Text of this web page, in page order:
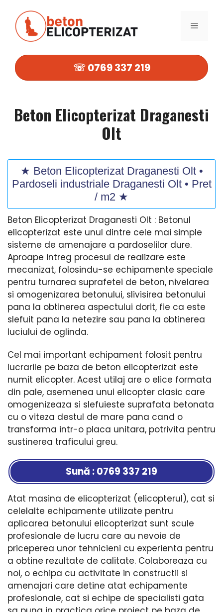
conținut
MENIU
☏ 0769 337 219
Beton Elicopterizat Draganesti
Olt
★ Beton Elicopterizat Draganesti Olt •
Pardoseli industriale Draganesti Olt • Pret
/ m2 ★
Beton Elicopterizat Draganesti Olt : Betonul
elicopterizat este unul dintre cele mai simple
sisteme de amenajare a pardoselilor dure.
Aproape intreg procesul de realizare este
mecanizat, folosindu-se echipamente speciale
pentru turnarea suprafetei de beton, nivelarea
si omogenizarea betonului, slivisirea betonului
pana la obtinerea aspectului dorit, fie ca este
slefuit pana la netezire sau pana la obtinerea
luciului de oglinda.
Cel mai important echipament folosit pentru
lucrarile pe baza de beton elicopterizat este
numit elicopter. Acest utilaj are o elice formata
din pale, asemenea unui elicopter clasic care
omogenizeaza si slefuieste suprafata betonata
cu o viteza destul de mare pana cand o
transforma intr-o placa unitara, potrivita pentru
sustinerea traficului greu.
Sună : 0769 337 219
Atat masina de elicopterizat (elicopterul), cat si
celelalte echipamente utilizate pentru
aplicarea betonului elicopterizat sunt scule
profesionale de lucru care au nevoie de
priceperea unor tehnicieni cu experienta pentru
a obtine rezultate de calitate. Colaboreaza cu
noi, o echipa cu activitate in constructii si
amenajari care detine atat echipamente
profesionale, cat si echipe de specialisti gata